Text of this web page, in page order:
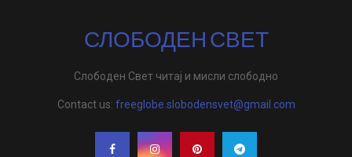
СЛОБОДЕН СВЕТ
Слободен Свет читај и мисли слободно
Contact us: freeglobe.slobodensvet@gmail.com